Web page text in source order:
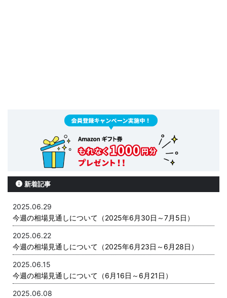
新着記事
2025.06.29
今週の相場見通しについて（2025年6月30日～7月5日）
2025.06.22
今週の相場見通しについて（2025年6月23日～6月28日）
2025.06.15
今週の相場見通しについて（6月16日～6月21日）
2025.06.08